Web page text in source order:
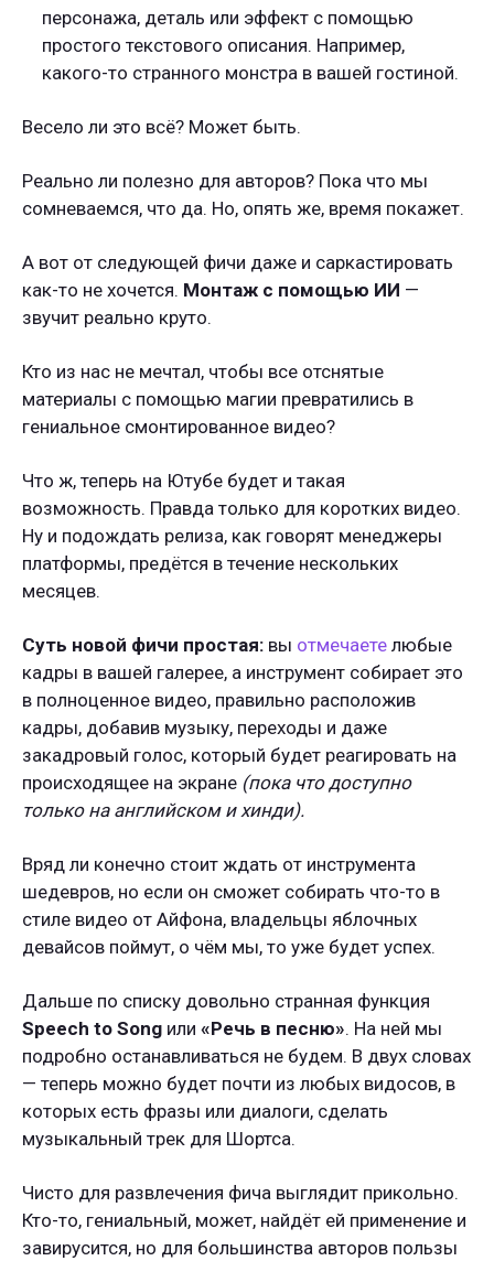
персонажа, деталь или эффект с помощью
простого текстового описания. Например,
какого-то странного монстра в вашей гостиной.
Весело ли это всё? Может быть.
Реально ли полезно для авторов? Пока что мы
сомневаемся, что да. Но, опять же, время покажет.
А вот от следующей фичи даже и саркастировать
как-то не хочется. Монтаж с помощью ИИ —
звучит реально круто.
Кто из нас не мечтал, чтобы все отснятые
материалы с помощью магии превратились в
гениальное смонтированное видео?
Что ж, теперь на Ютубе будет и такая
возможность. Правда только для коротких видео.
Ну и подождать релиза, как говорят менеджеры
платформы, предётся в течение нескольких
месяцев.
Суть новой фичи простая: вы отмечаете любые
кадры в вашей галерее, а инструмент собирает это
в полноценное видео, правильно расположив
кадры, добавив музыку, переходы и даже
закадровый голос, который будет реагировать на
происходящее на экране (пока что доступно
только на английском и хинди).
Вряд ли конечно стоит ждать от инструмента
шедевров, но если он сможет собирать что-то в
стиле видео от Айфона, владельцы яблочных
девайсов поймут, о чём мы, то уже будет успех.
Дальше по списку довольно странная функция
Speech to Song или «Речь в песню». На ней мы
подробно останавливаться не будем. В двух словах
— теперь можно будет почти из любых видосов, в
которых есть фразы или диалоги, сделать
музыкальный трек для Шортса.
Чисто для развлечения фича выглядит прикольно.
Кто-то, гениальный, может, найдёт ей применение и
завирусится, но для большинства авторов пользы